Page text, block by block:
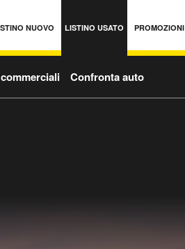
NUOVO LISTINO USATO PROMOZIONI
Confronta auto